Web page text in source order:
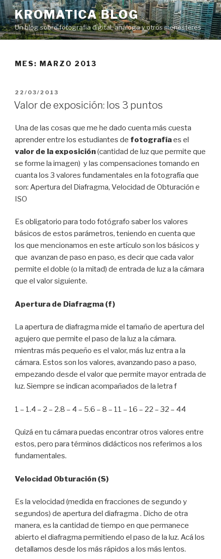
Saltar
al
contenido
KROMATICA BLOG
Un blog sobre fotografía digital, análoga y otros menesteres
MES: MARZO 2013
PUBLICADO
EL
22/03/2013
Valor de exposición: los 3 puntos
Una de las cosas que me he dado cuenta más cuesta
aprender entre los estudiantes de fotografíaes el
valor de la exposición(cantidad de luz que permite que
se forme la imagen) y las compensaciones tomando en
cuanta los 3 valores fundamentales en la fotografía que
son: Apertura del Diafragma, Velocidad de Obturación e
ISO
Es obligatorio para todo fotógrafo saber los valores
básicos de estos parámetros, teniendo en cuenta que
los que mencionamos en este artículo son los básicos y
que avanzan de paso en paso, es decir que cada valor
permite el doble (o la mitad) de entrada de luz a la cámara
que el valor siguiente.
Apertura de Diafragma (f)
La apertura de diafragma mide el tamaño de apertura del
agujero que permite el paso de la luz a la cámara.
mientras más pequeño es el valor, más luz entra a la
cámara. Estos son los valores, avanzando paso a paso,
empezando desde el valor que permite mayor entrada de
luz. Siempre se indican acompañados de la letra f
1 – 1.4 – 2 – 2.8 – 4 – 5.6 – 8 – 11 – 16 – 22 – 32 – 44
Quizá en tu cámara puedas encontrar otros valores entre
estos, pero para términos didácticos nos referimos a los
fundamentales.
Velocidad Obturación (S)
Es la velocidad (medida en fracciones de segundo y
segundos) de apertura del diafragma . Dicho de otra
manera, es la cantidad de tiempo en que permanece
abierto el diafragma permitiendo el paso de la luz. Acá los
detallamos desde los más rápidos a los más lentos.